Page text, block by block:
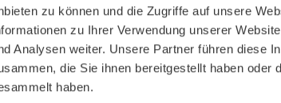
zu können und die Zugriffe auf unsere
zu Ihrer Verwendung unserer
Analysen weiter. Unsere Partner führen diese
die Sie ihnen bereitgestellt haben
haben.
Impressum
Lizenzbedingungen